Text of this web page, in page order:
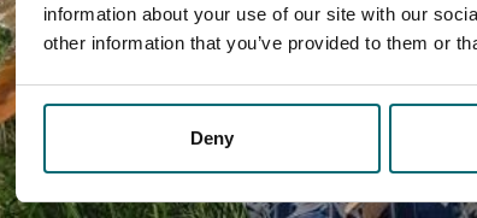
information about your use of our site with our
other information that you’ve provided to them or
Deny